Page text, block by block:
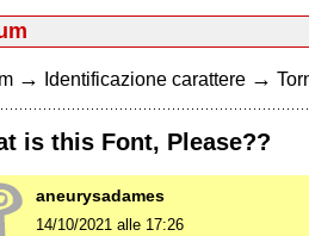
→ Identificazione carattere →
is this Font, Please??
aneurysadames
14/10/2021 alle 17:26